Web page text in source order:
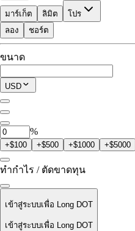
มาร์เก็ต ลิมิต โปร
ที่ใช้เทรดได้
$0.00
โพซิชันปัจจุบัน
ลอง ชอร์ต
ขนาด
USD
%
+$100 +$500 +$1000 +$5000
ทำกำไร / ตัดขาดทุน
เข้าสู่ระบบเพื่อ Long DOT
เข้าสู่ระบบเพื่อ Long DOT